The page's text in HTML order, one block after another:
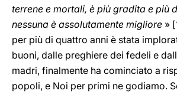
terrene e mortali, è più gradita e più
nessuna è assolutamente migliore » [
per più di quattro anni è stata
buoni, dalle preghiere dei fedeli e
madri, finalmente ha cominciato a
popoli, e Noi per primi ne godiamo.